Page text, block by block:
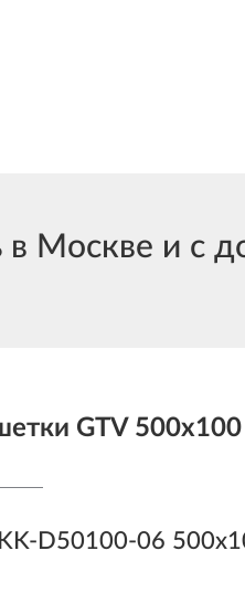
Москве и с
GTV
D50100-06